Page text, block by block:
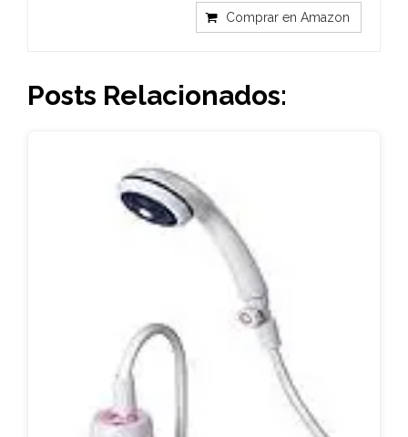
Comprar en Amazon
Posts Relacionados: